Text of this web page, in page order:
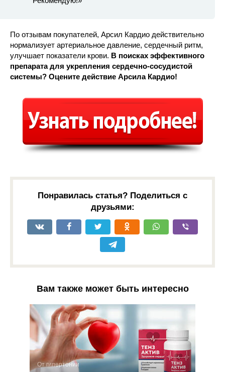
По отзывам покупателей, Арсил Кардио действительно
нормализует артериальное давление, сердечный ритм,
улучшает показатели крови. В поисках эффективного
препарата для укрепления сердечно-сосудистой
системы? Оцените действие Арсила Кардио!
Понравилась статья? Поделиться с
друзьями:
Вам также может быть интересно
От гипертонии